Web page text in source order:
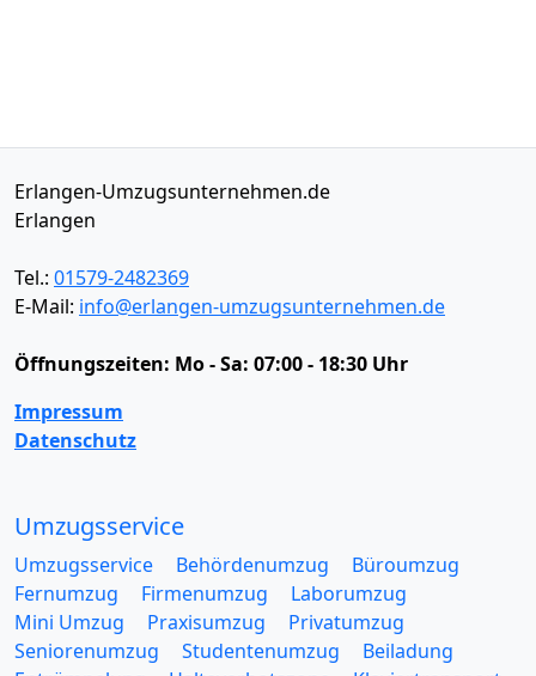
Erlangen-Umzugsunternehmen.de
Erlangen
Tel.: 01579-2482369
E-Mail: info@erlangen-umzugsunternehmen.de
Öffnungszeiten: Mo - Sa: 07:00 - 18:30 Uhr
Impressum
Datenschutz
Umzugsservice
Umzugsservice Behördenumzug
Büroumzug
Fernumzug
Firmenumzug
Laborumzug
Mini Umzug
Praxisumzug
Privatumzug
Seniorenumzug
Studentenumzug
Beiladung